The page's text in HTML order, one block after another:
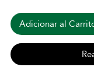
Adicionar al